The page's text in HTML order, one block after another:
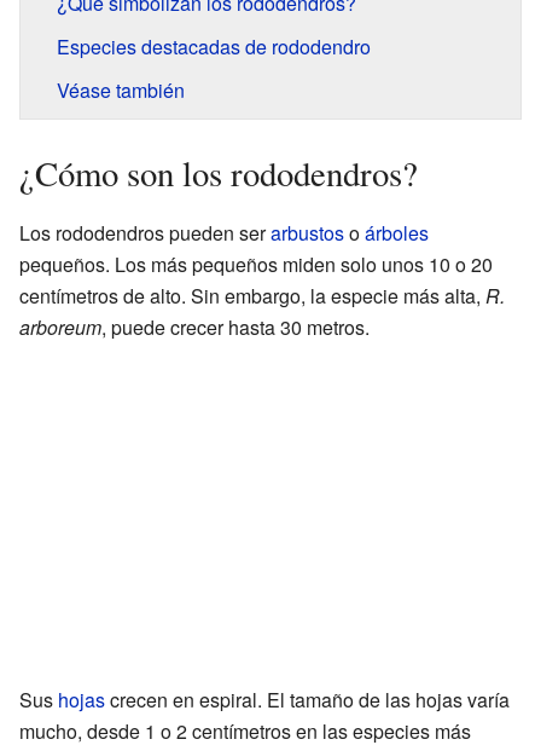
Especies destacadas de rododendro
Véase también
¿Cómo son los rododendros?
Los rododendros pueden serarbustosoárboles
pequeños. Los más pequeños miden solo unos 10 o 20
centímetros de alto. Sin embargo, la especie más alta, R.
arboreum, puede crecer hasta 30 metros.
Sus hojascrecen en espiral. El tamaño de las hojas varía
mucho, desde 1 o 2 centímetros en las especies más